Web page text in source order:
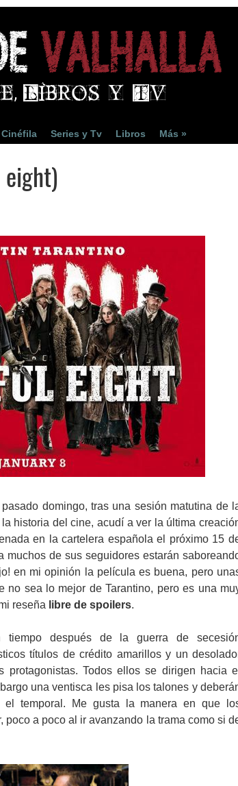
Series y Tv Libros Más »
eight)
domingo, tras una sesión matutina de
historia del cine, acudí a ver la última
en la cartelera española el próximo 15
muchos de sus seguidores estarán
en mi opinión la película es buena, pero
no sea lo mejor de Tarantino, pero es una
reseña libre de spoilers.
después de la guerra de
títulos de crédito amarillos y un
protagonistas. Todos ellos se dirigen hacia el
una ventisca les pisa los talones y
temporal. Me gusta la manera en que
a poco al ir avanzando la trama como si